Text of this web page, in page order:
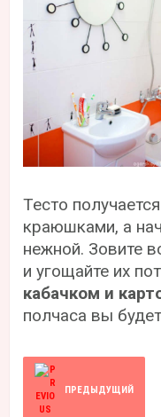
Тесто
краюшками, а
нежной. Зовите
и угощайте их
кабачком и
полчаса вы
ПРЕДЫДУЩИЙ